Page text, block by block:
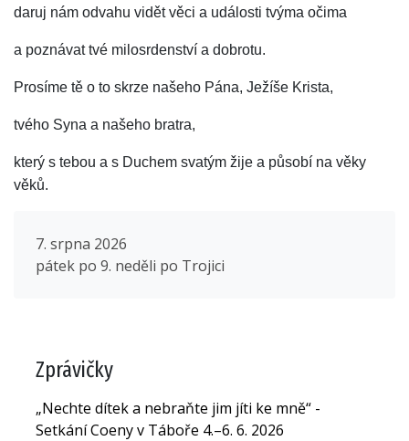
daruj nám odvahu vidět věci a události tvýma očima
a poznávat tvé milosrdenství a dobrotu.
Prosíme tě o to skrze našeho Pána, Ježíše Krista,
tvého Syna a našeho bratra,
který s tebou a s Duchem svatým žije a působí na věky
věků.
7. srpna 2026
pátek po 9. neděli po Trojici
Zprávičky
„Nechte dítek a nebraňte jim jíti ke mně“ -
Setkání Coeny v Táboře 4.–6. 6. 2026